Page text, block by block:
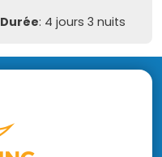
Durée: 4 jours 3 nuits